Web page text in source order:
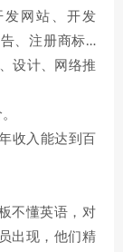
发网站、开发
告、注册商标…
设计、网络推
收入能达到百
不懂英语，对
出现，他们精